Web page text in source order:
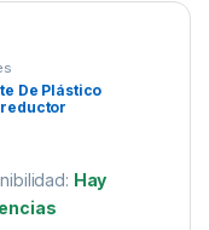
De Plástico
Hay